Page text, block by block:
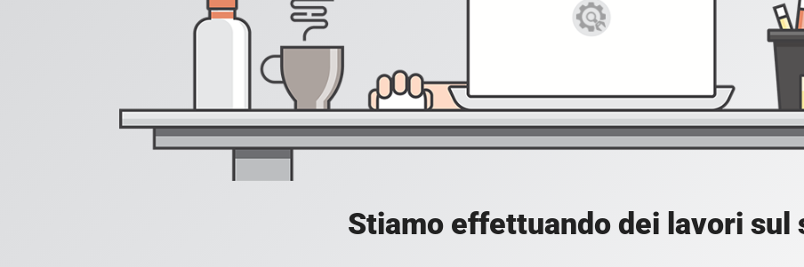
Stiamo effettuando dei lavori sul